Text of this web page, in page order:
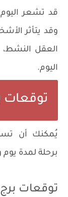
قد تشعر
وقد يتأثر
العقل
اليوم.
توقعات
يُمكنك أن
برحلة لمدة
توقعات